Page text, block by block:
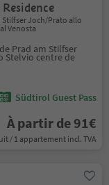
Stilfser Joch/Prato allo
Venosta
Prad am Stilfser
Stelvio centre de
Südtirol Guest Pass
À partir de 91€
/ 1 appartement incl. TVA